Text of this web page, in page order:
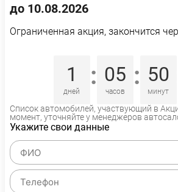
до 10.08.2026
Ограниченная акция, закончится
1
дней
: 05
часов
: 50
минут
Список автомобилей, участвующий в
момент, уточняйте у менеджеров
Укажите свои данные